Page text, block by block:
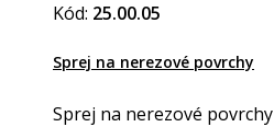
Kód: 25.00.05
Sprej na nerezové povrchy
Sprej na nerezové povrchy